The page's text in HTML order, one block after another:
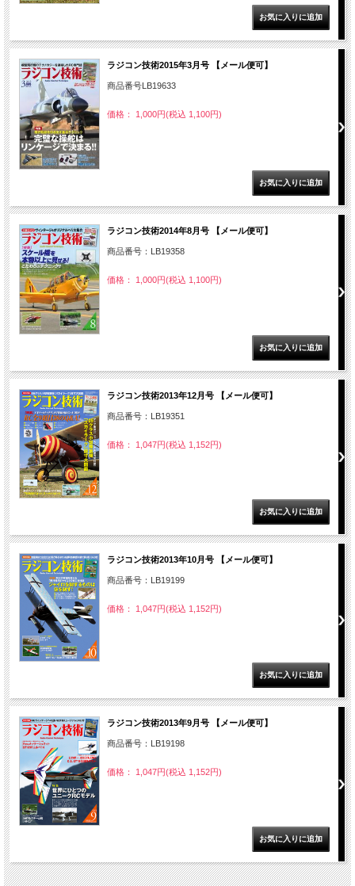
ラジコン技術2015年3月号 【メール便可】
商品番号LB19633
価格： 1,000円(税込 1,100円)
ラジコン技術2014年8月号 【メール便可】
商品番号：LB19358
価格： 1,000円(税込 1,100円)
ラジコン技術2013年12月号 【メール便可】
商品番号：LB19351
価格： 1,047円(税込 1,152円)
ラジコン技術2013年10月号 【メール便可】
商品番号：LB19199
価格： 1,047円(税込 1,152円)
ラジコン技術2013年9月号 【メール便可】
商品番号：LB19198
価格： 1,047円(税込 1,152円)